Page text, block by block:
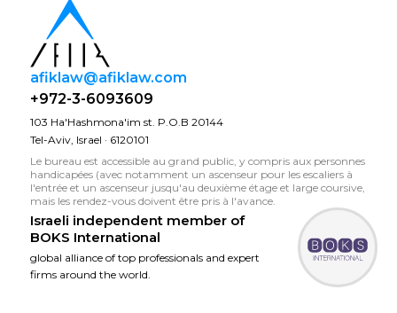
afiklaw@afiklaw.com
+972-3-6093609
103 Ha'Hashmona'im st. P.O.B 20144
Tel-Aviv, Israel · 6120101
Le bureau est accessible au grand public, y compris aux personnes
handicapées (avec notamment un ascenseur pour les escaliers à
l'entrée et un ascenseur jusqu'au deuxième étage et large coursive,
mais les rendez-vous doivent être pris à l'avance.
Israeli independent member of
BOKS International
global alliance of top professionals and expert
firms around the world.